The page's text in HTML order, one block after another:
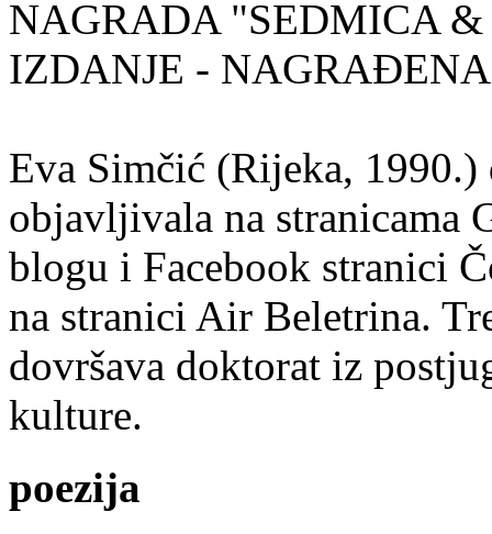
NAGRADA "SEDMICA
IZDANJE -
Eva Simčić (Rijeka, 1990.)
objavljivala na stranicama
blogu i Facebook stranici
na stranici Air Beletrina.
dovršava doktorat iz
kulture.
poezija